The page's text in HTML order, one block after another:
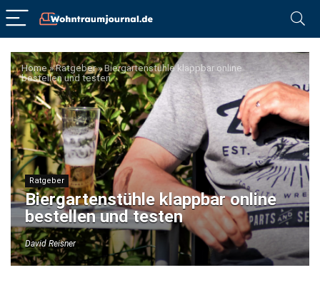
Home»Ratgeber»Biergartenstühle klappbar online
bestellen und testen
Ratgeber
Biergartenstühle klappbar online
bestellen und testen
David Reisner